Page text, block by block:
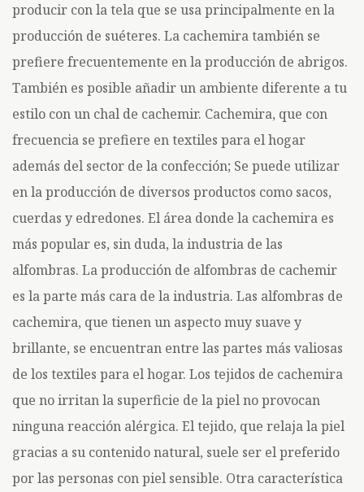
producir con la tela que se usa principalmente en la
producción de suéteres. La cachemira también se
prefiere frecuentemente en la producción de abrigos.
También es posible añadir un ambiente diferente a tu
estilo con un chal de cachemir. Cachemira, que con
frecuencia se prefiere en textiles para el hogar
además del sector de la confección; Se puede utilizar
en la producción de diversos productos como sacos,
cuerdas y edredones. El área donde la cachemira es
más popular es, sin duda, la industria de las
alfombras. La producción de alfombras de cachemir
es la parte más cara de la industria. Las alfombras de
cachemira, que tienen un aspecto muy suave y
brillante, se encuentran entre las partes más valiosas
de los textiles para el hogar. Los tejidos de cachemira
que no irritan la superficie de la piel no provocan
ninguna reacción alérgica. El tejido, que relaja la piel
gracias a su contenido natural, suele ser el preferido
por las personas con piel sensible. Otra característica